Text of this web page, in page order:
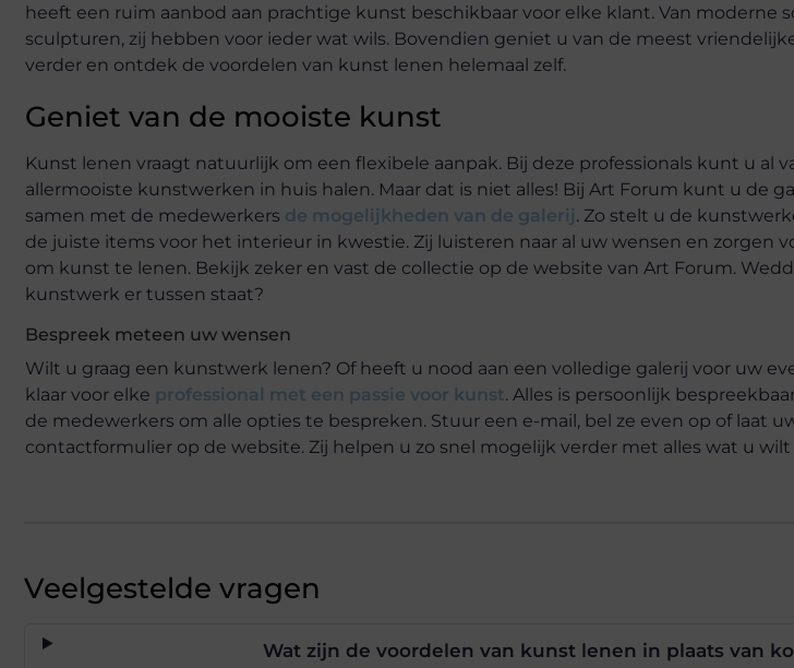
heeft een ruim aanbod aan prachtige kunst beschikbaar voor elke klant. Van moderne
sculpturen, zij hebben voor ieder wat wils. Bovendien geniet u van de meest
verder en ontdek de voordelen van kunst lenen helemaal zelf.
Geniet van de mooiste kunst
Kunst lenen vraagt natuurlijk om een flexibele aanpak. Bij deze professionals kunt u al
allermooiste kunstwerken in huis halen. Maar dat is niet alles! Bij Art Forum kunt u de
samen met de medewerkers de mogelijkheden van de galerij. Zo stelt u de
de juiste items voor het interieur in kwestie. Zij luisteren naar al uw wensen en zorgen
om kunst te lenen. Bekijk zeker en vast de collectie op de website van Art Forum.
kunstwerk er tussen staat?
Bespreek meteen uw wensen
Wilt u graag een kunstwerk lenen? Of heeft u nood aan een volledige galerij voor uw
klaar voor elke professional met een passie voor kunst. Alles is persoonlijk
de medewerkers om alle opties te bespreken. Stuur een e-mail, bel ze even op of laat
contactformulier op de website. Zij helpen u zo snel mogelijk verder met alles wat u
Veelgestelde vragen
Wat zijn de voordelen van kunst lenen in plaats van